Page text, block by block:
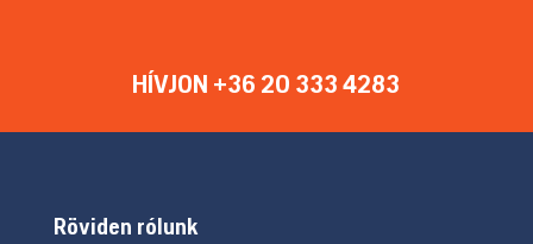
HÍVJON +36 20 333 4283
Röviden rólunk